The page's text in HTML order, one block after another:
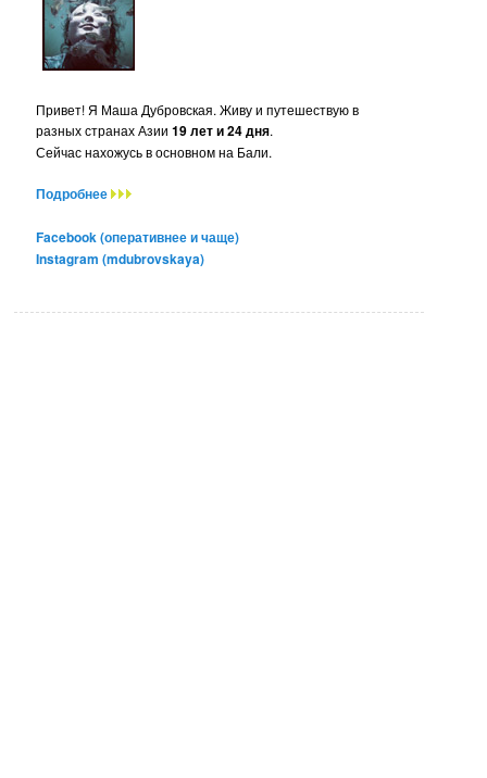
Привет! Я Маша Дубровская. Живу и путешествую в
разных странах Азии19 лет и 24 дня.
Сейчас нахожусь в основном на Бали.
Подробнее
Facebook (оперативнее и чаще)
Instagram (mdubrovskaya)